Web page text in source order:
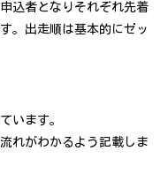
込者となりそれぞれ先着
。出走順は基本的にゼッ
います。
れがわかるよう記載しま